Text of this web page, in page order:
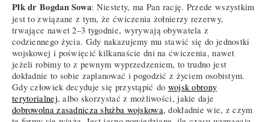
Płk dr Bogdan Sowa: Niestety, ma Pan rację. Przede wszystkim
jest to związane z tym, że ćwiczenia żołnierzy rezerwy,
trwające nawet 2–3 tygodnie, wyrywają obywatela z
codziennego życia. Gdy nakazujemy mu stawić się do jednostki
wojskowej i poświęcić kilkanaście dni na ćwiczenia, nawet
jeżeli robimy to z pewnym wyprzedzeniem, to trudno jest
dokładnie to sobie zaplanować i pogodzić z życiem osobistym.
Gdy człowiek decyduje się przystąpić do wojsk obrony
terytorialnej, albo skorzystać z możliwości, jakie daje
dobrowolna zasadnicza służba wojskowa, dokładnie wie, z czym